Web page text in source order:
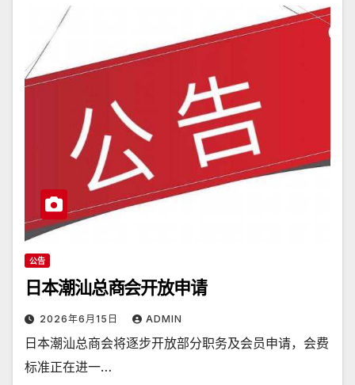
公告
日本潮汕总商会开放申请
2026年6月15日 ADMIN
日本潮汕总商会将逐步开放部分职务及会员申请，会费
标准正在进一…